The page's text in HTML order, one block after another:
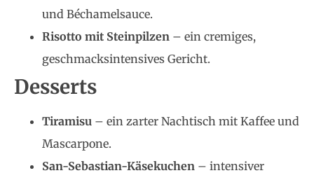
und Béchamelsauce.
Risotto mit Steinpilzen – ein cremiges,
geschmacksintensives Gericht.
Desserts
Tiramisu – ein zarter Nachtisch mit Kaffee und
Mascarpone.
San-Sebastian-Käsekuchen – intensiver